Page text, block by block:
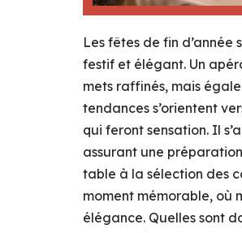
Les fêtes de fin
festif et élégant. Un
mets raffinés, mais
tendances s’orientent
qui feront sensation. Il
assurant une
table à la sélection des
moment mémorable, où
élégance. Quelles sont